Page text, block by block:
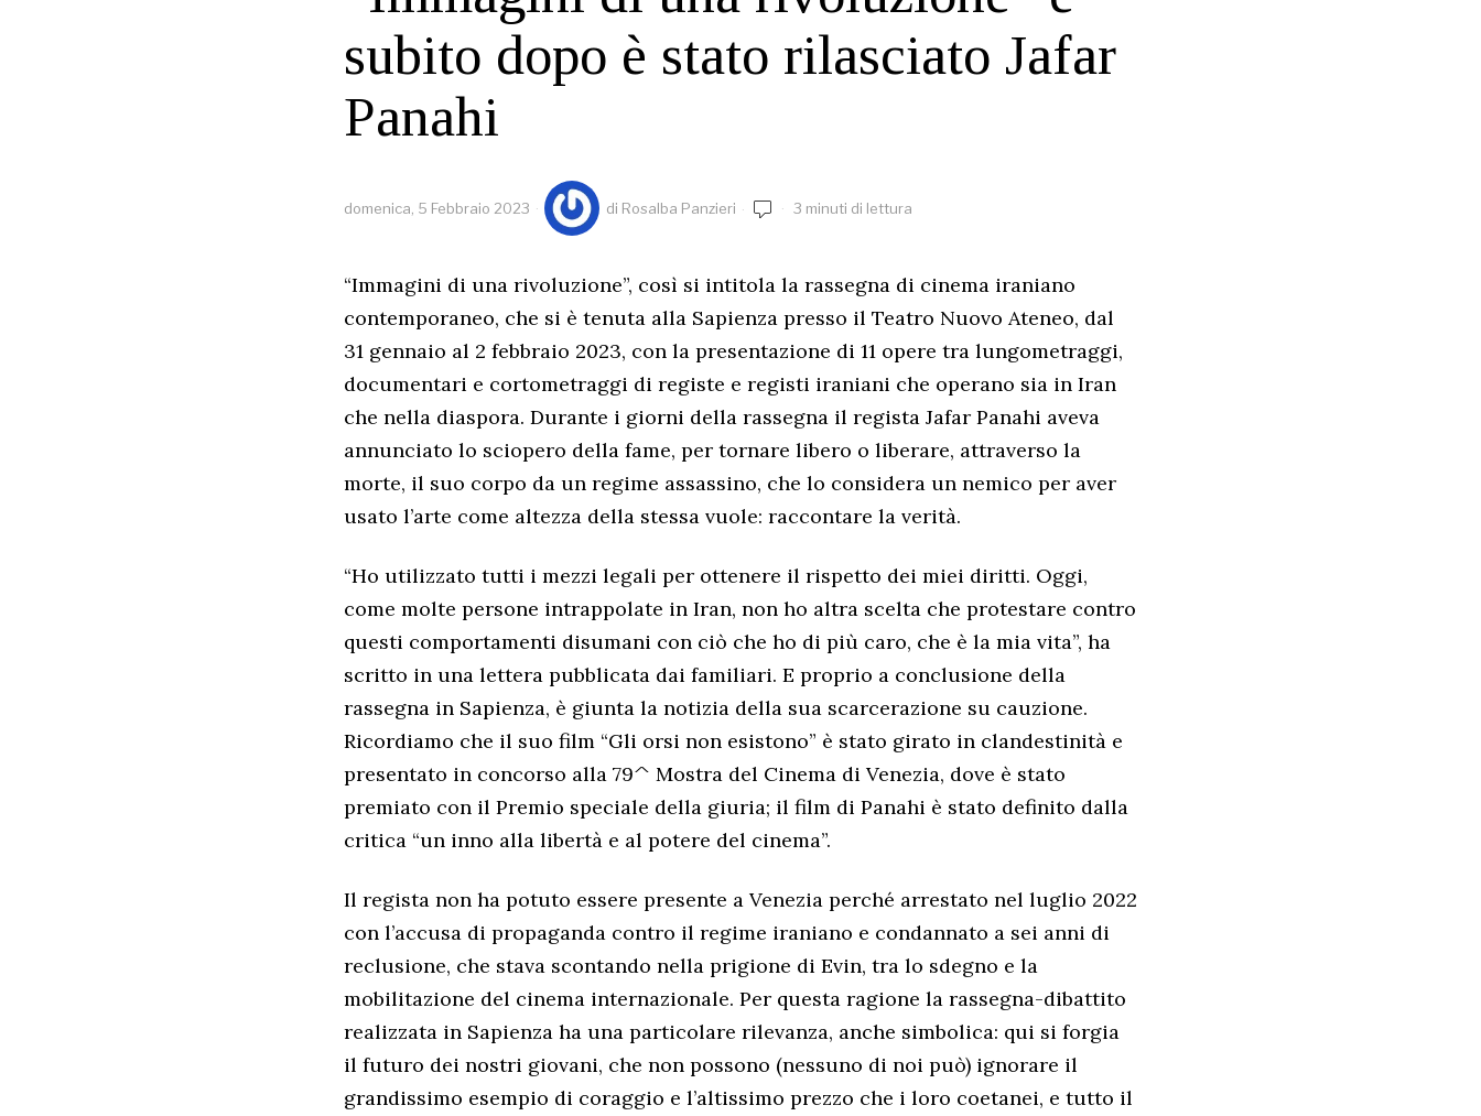
subito dopo è stato rilasciato Jafar
Panahi
domenica, 5 Febbraio 2023 di Rosalba Panzieri 3 minuti di lettura
“Immagini di una rivoluzione”, così si intitola la rassegna di cinema iraniano
contemporaneo, che si è tenuta alla Sapienza presso il Teatro Nuovo Ateneo, dal
31 gennaio al 2 febbraio 2023, con la presentazione di 11 opere tra lungometraggi,
documentari e cortometraggi di registe e registi iraniani che operano sia in Iran
che nella diaspora. Durante i giorni della rassegna il regista Jafar Panahi aveva
annunciato lo sciopero della fame, per tornare libero o liberare, attraverso la
morte, il suo corpo da un regime assassino, che lo considera un nemico per aver
usato l’arte come altezza della stessa vuole: raccontare la verità.
“Ho utilizzato tutti i mezzi legali per ottenere il rispetto dei miei diritti. Oggi,
come molte persone intrappolate in Iran, non ho altra scelta che protestare contro
questi comportamenti disumani con ciò che ho di più caro, che è la mia vita”, ha
scritto in una lettera pubblicata dai familiari. E proprio a conclusione della
rassegna in Sapienza, è giunta la notizia della sua scarcerazione su cauzione.
Ricordiamo che il suo film “Gli orsi non esistono” è stato girato in clandestinità e
presentato in concorso alla 79^ Mostra del Cinema di Venezia, dove è stato
premiato con il Premio speciale della giuria; il film di Panahi è stato definito dalla
critica “un inno alla libertà e al potere del cinema”.
Il regista non ha potuto essere presente a Venezia perché arrestato nel luglio 2022
con l’accusa di propaganda contro il regime iraniano e condannato a sei anni di
reclusione, che stava scontando nella prigione di Evin, tra lo sdegno e la
mobilitazione del cinema internazionale. Per questa ragione la rassegna-dibattito
realizzata in Sapienza ha una particolare rilevanza, anche simbolica: qui si forgia
il futuro dei nostri giovani, che non possono (nessuno di noi può) ignorare il
grandissimo esempio di coraggio e l’altissimo prezzo che i loro coetanei, e tutto il